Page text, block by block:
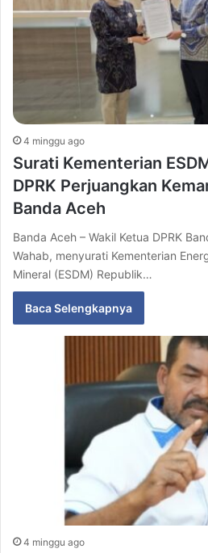
4 minggu ago
Surati Kementerian
DPRK Perjuangkan
Banda Aceh
Banda Aceh – Wakil Ketua DPRK
Wahab, menyurati Kementerian
Mineral (ESDM) Republik…
Baca Selengkapnya
4 minggu ago